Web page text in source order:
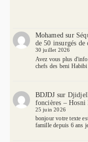
Mohamedsur
de 50 insurgés
30 juillet 2026
Avez vous plus
chefs des beni
BDJDJ sur
foncières –
25 juin 2026
bonjour votre texte
famille depuis 6 ans